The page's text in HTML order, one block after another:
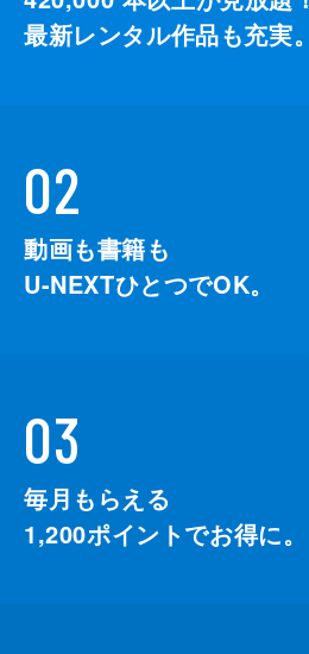
最新レンタル作品も充実。
02
動画も書籍も
U-NEXTひとつでOK。
03
毎月もらえる
1,200ポイントでお得に。